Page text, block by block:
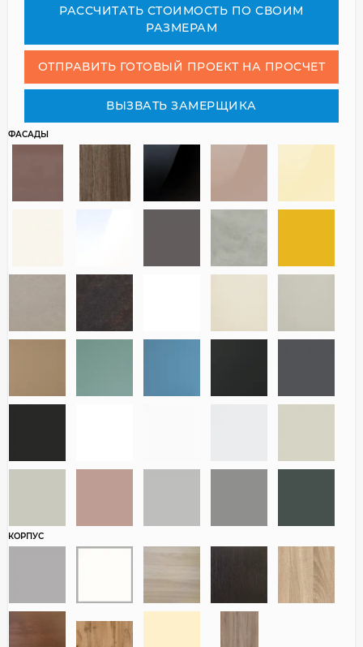
РАСCЧИТАТЬ СТОИМОСТЬ ПО СВОИМ
РАЗМЕРАМ
ОТПРАВИТЬ ГОТОВЫЙ ПРОЕКТ НА ПРОСЧЕТ
ВЫЗВАТЬ ЗАМЕРЩИКА
ФАСАДЫ
КОРПУС